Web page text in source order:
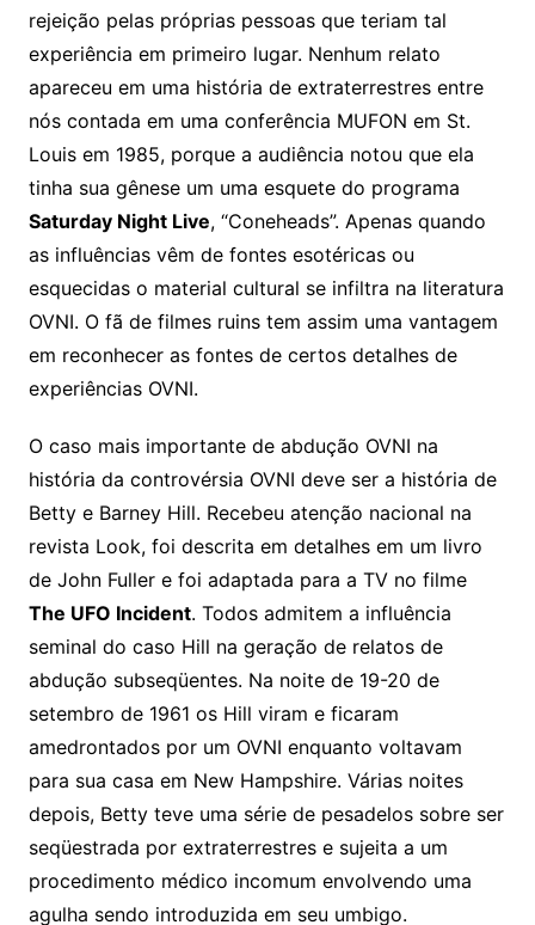
rejeição pelas próprias pessoas que teriam tal
experiência em primeiro lugar. Nenhum relato
apareceu em uma história de extraterrestres entre
nós contada em uma conferência MUFON em St.
Louis em 1985, porque a audiência notou que ela
tinha sua gênese um uma esquete do programa
Saturday Night Live, “Coneheads”. Apenas quando
as influências vêm de fontes esotéricas ou
esquecidas o material cultural se infiltra na literatura
OVNI. O fã de filmes ruins tem assim uma vantagem
em reconhecer as fontes de certos detalhes de
experiências OVNI.
O caso mais importante de abdução OVNI na
história da controvérsia OVNI deve ser a história de
Betty e Barney Hill. Recebeu atenção nacional na
revista Look, foi descrita em detalhes em um livro
de John Fuller e foi adaptada para a TV no filme
The UFO Incident. Todos admitem a influência
seminal do caso Hill na geração de relatos de
abdução subseqüentes. Na noite de 19-20 de
setembro de 1961 os Hill viram e ficaram
amedrontados por um OVNI enquanto voltavam
para sua casa em New Hampshire. Várias noites
depois, Betty teve uma série de pesadelos sobre ser
seqüestrada por extraterrestres e sujeita a um
procedimento médico incomum envolvendo uma
agulha sendo introduzida em seu umbigo.